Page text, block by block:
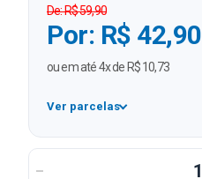
De: R$ 59,90
Por: R$ 42,90
ou em até 4x de R$ 10,73
Ver parcelas
1x